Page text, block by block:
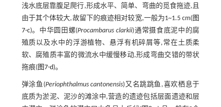
浅水底层靠腹足爬行,形成水平、简单、弯曲的觅食拖迹,且
由于其个体较大,故留下的痕迹相对较宽,一般为1~1.5 cm(图
7-c)。中华圆田螺(Procambarus clarkii)通常摄食底泥中的腐
殖质以及水中的浮游植物、悬浮有机碎屑等,常在土质柔
软、腐殖质丰富的微流水中缓慢移动,形成弯曲交错的带状
拖痕(图7-d)。
弹涂鱼(Periophthalmus cantonensis)又名跳跳鱼,喜欢栖息于
底质为淤泥、泥沙的滩涂中,营造的遗迹包括层面遗迹和层